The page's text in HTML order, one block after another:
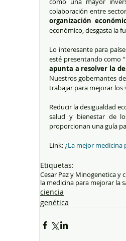
colaboración entre
organización
económico, desgasta la
Lo interesante para
esté presentando como
apunta a resolver la
Nuestros gobernantes
trabajar para mejorar los
Reducir la desigualdad
salud y bienestar de
proporcionan una guía
Link: ¿La mejor medicina
Etiquetas:
Cesar Paz y Minogenetica y
la medicina para mejorar la
ciencia
genética